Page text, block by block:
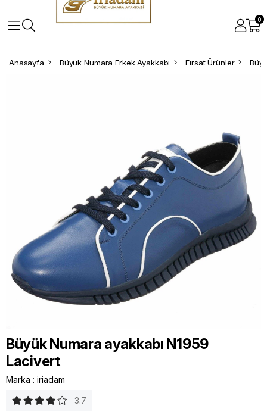
0
Anasayfa Büyük Numara Erkek Ayakkabı Fırsat Ürünler
Büyük Numara ayakkabı N1959
Lacivert
Marka : iriadam
3.7